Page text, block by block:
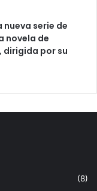
nueva serie de
novela de
dirigida por su
(8)